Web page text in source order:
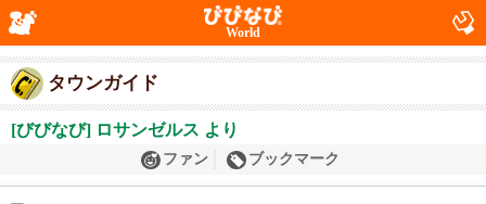
World
タウンガイド
[びびなび] ロサンゼルス より
ファン ブックマーク